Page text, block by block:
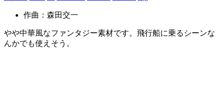
作曲：森田交一
やや中華風なファンタジー素材です。飛行船に乗るシーンな
んかでも使えそう。